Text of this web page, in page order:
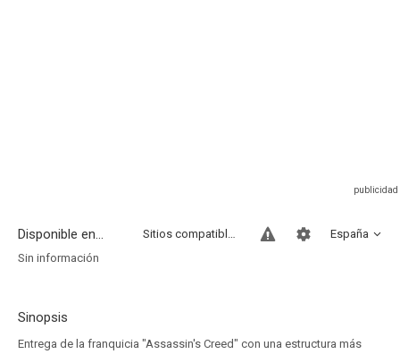
Disponible en... España
Sitios compatibles
Sin información
Sinopsis
Entrega de la franquicia "Assassin's Creed" con una estructura más